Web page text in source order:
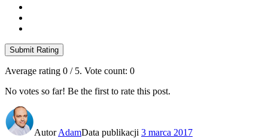
Submit Rating
Average rating 0 / 5. Vote count: 0
No votes so far! Be the first to rate this post.
AutorAdamData publikacji 3 marca 2017